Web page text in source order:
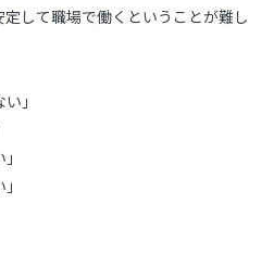
して職場で働くということが難し
」